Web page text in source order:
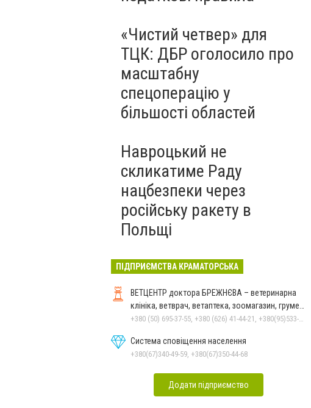
«Чистий четвер» для
ТЦК: ДБР оголосило про
масштабну
спецоперацію у
більшості областей
Навроцький не
скликатиме Раду
нацбезпеки через
російську ракету в
Польщі
ПІДПРИЄМСТВА КРАМАТОРСЬКА
ВЕТЦЕНТР доктора БРЕЖНЄВА – ветеринарна
клініка, ветврач, ветаптека, зоомагазин, грумер,
стрижки.
+380 (50) 695-37-55, +380 (626) 41-44-21, +380(95)533-90-03
Система сповіщення населення
+380(67)340-49-59, +380(67)350-44-68
Додати підприємство